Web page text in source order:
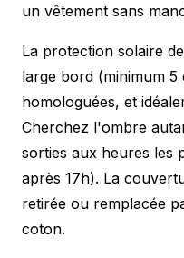
un vêtement sans
La protection solaire
large bord (minimum
homologuées, et
Cherchez l'ombre
sorties aux heures les
après 17h). La
retirée ou remplacée
coton.